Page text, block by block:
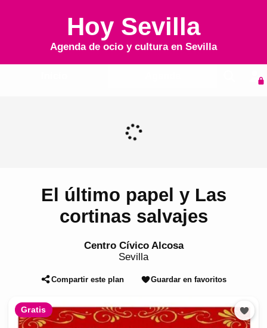
Hoy Sevilla
Agenda de ocio y cultura en Sevilla
El último papel y Las
cortinas salvajes
Centro Cívico Alcosa
Sevilla
Compartir este plan Guardar en favoritos
Gratis